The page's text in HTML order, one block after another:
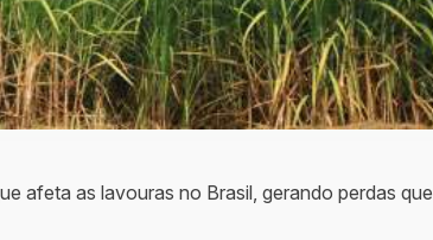
afeta as lavouras no Brasil, gerando perdas que